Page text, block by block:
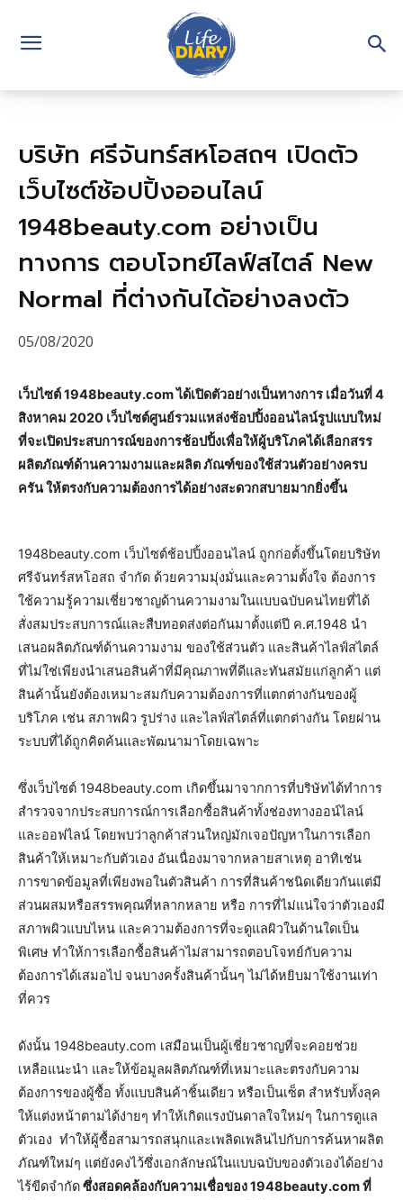
บริษัท ศรีจันทร์สหโอสถฯ เปิดตัว
เว็บไซต์ช้อปปิ้งออนไลน์
1948beauty.com อย่างเป็น
ทางการ ตอบโจทย์ไลฟ์สไตล์ New
Normal ที่ต่างกันได้อย่างลงตัว
05/08/2020
เว็บไซต์ 1948beauty.com ได้เปิดตัวอย่างเป็นทางการ เมื่อวันที่ 4
สิงหาคม 2020 เว็บไซต์ศูนย์รวมแหล่งช้อปปิ้งออนไลน์รูปแบบใหม่
ที่จะเปิดประสบการณ์ของการช้อปปิ้งเพื่อให้ผู้บริโภคได้เลือกสรร
ผลิตภัณฑ์ด้านความงามและผลิต ภัณฑ์ของใช้ส่วนตัวอย่างครบ
ครัน ให้ตรงกับความต้องการได้อย่างสะดวกสบายมากยิ่งขึ้น
1948beauty.com เว็บไซต์ช้อปปิ้งออนไลน์ ถูกก่อตั้งขึ้นโดยบริษัท
ศรีจันทร์สหโอสถ จำกัด ด้วยความมุ่งมั่นและความตั้งใจ ต้องการ
ใช้ความรู้ความเชี่ยวชาญด้านความงามในแบบฉบับคนไทยที่ได้
สั่งสมประสบการณ์และสืบทอดส่งต่อกันมาตั้งแต่ปี ค.ศ.1948 นำ
เสนอผลิตภัณฑ์ด้านความงาม ของใช้ส่วนตัว และสินค้าไลฟ์สไตล์
ที่ไม่ใช่เพียงนำเสนอสินค้าที่มีคุณภาพที่ดีและทันสมัยแก่ลูกค้า แต่
สินค้านั้นยังต้องเหมาะสมกับความต้องการที่แตกต่างกันของผู้
บริโภค เช่น สภาพผิว รูปร่าง และไลฟ์สไตล์ที่แตกต่างกัน โดยผ่าน
ระบบที่ได้ถูกคิดค้นและพัฒนามาโดยเฉพาะ
ซึ่งเว็บไซต์ 1948beauty.com เกิดขึ้นมาจากการที่บริษัทได้ทำการ
สำรวจจากประสบการณ์การเลือกซื้อสินค้าทั้งช่องทางออน์ไลน์
และออฟไลน์ โดยพบว่าลูกค้าส่วนใหญ่มักเจอปัญหาในการเลือก
สินค้าให้เหมาะกับตัวเอง อันเนื่องมาจากหลายสาเหตุ อาทิเช่น
การขาดข้อมูลที่เพียงพอในตัวสินค้า การที่สินค้าชนิดเดียวกันแต่มี
ส่วนผสมหรือสรรพคุณที่หลากหลาย หรือ การที่ไม่แน่ใจว่าตัวเองมี
สภาพผิวแบบไหน และความต้องการที่จะดูแลผิวในด้านใดเป็น
พิเศษ ทำให้การเลือกซื้อสินค้าไม่สามารถตอบโจทย์กับความ
ต้องการได้เสมอไป จนบางครั้งสินค้านั้นๆ ไม่ได้หยิบมาใช้งานเท่า
ที่ควร
ดังนั้น 1948beauty.com เสมือนเป็นผู้เชี่ยวชาญที่จะคอยช่วย
เหลือแนะนำ และให้ข้อมูลผลิตภัณฑ์ที่เหมาะและตรงกับความ
ต้องการของผู้ซื้อ ทั้งแบบสินค้าชิ้นเดียว หรือเป็นเซ็ต สำหรับทั้งลุค
ให้แต่งหน้าตามได้ง่ายๆ ทำให้เกิดแรงบันดาลใจใหม่ๆ ในการดูแล
ตัวเอง ทำให้ผู้ซื้อสามารถสนุกและเพลิดเพลินไปกับการค้นหาผลิต
ภัณฑ์ใหม่ๆ แต่ยังคงไว้ซึ่งเอกลักษณ์ในแบบฉบับของตัวเองได้อย่าง
ไร้ขีดจำกัดซึ่งสอดคล้องกับความเชื่อของ 1948beauty.com ที่